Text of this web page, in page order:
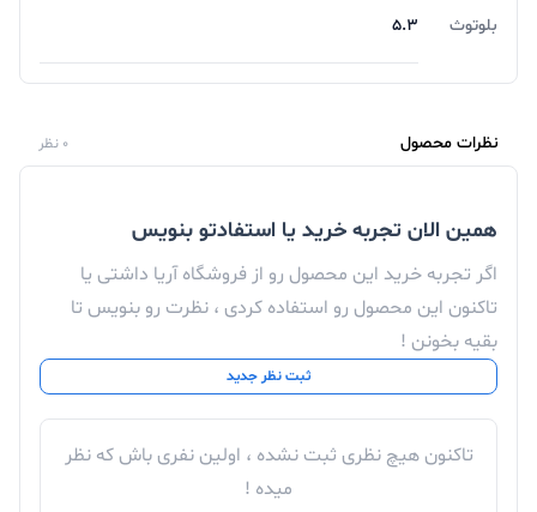
بلوتوث ۵.۳
نظرات محصول 0 نظر
همین الان تجربه خرید یا استفادتو بنویس
اگر تجربه خرید این محصول رو از فروشگاه آریا داشتی یا
تاکنون این محصول رو استفاده کردی ، نظرت رو بنویس تا
بقیه بخونن !
ثبت نظر جدید
تاکنون هیچ نظری ثبت نشده ، اولین نفری باش که نظر
میده !